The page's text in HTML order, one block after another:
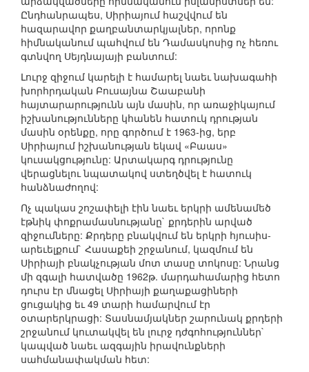
Ընդհանրապես, Սիրիայում հաշվվում են
հազարավոր քաղբանտարկյալներ, որոնք
հիմնականում պահվում են Դամասկոսից ոչ հեռու
գտնվող Սեյդնայայի բանտում:
Լուրջ զիջում կարելի է համարել նաեւ նախագահի
խորհրդական Բուսայնա Շաաբանի
հայտարարությունն այն մասին, որ առաջիկայում
իշխանությունները կհանեն հատուկ դրության
մասին օրենքը, որը գործում է 1963-ից, երբ
Սիրիայում իշխանության եկավ «Բաաս»
կուսակցությունը: Արտակարգ դրությունը
վերացնելու նպատակով ստեղծվել է հատուկ
հանձնաժողով:
Ոչ պակաս շոշափելի էին նաեւ երկրի ամենամեծ
էթնիկ փոքրամասնությանը` քրդերին արված
զիջումները: Քրդերը բնակվում են երկրի հյուսիս-
արեւելքում` Հասաքեի շրջանում, կազմում են
Սիրիայի բնակչության մոտ տասը տոկոսը: Նրանց
մի զգալի հատվածը 1962թ. մարդահամարից հետո
դուրս էր մնացել Սիրիայի քաղաքացիների
ցուցակից եւ 49 տարի համարվում էր
օտարերկրացի: Տասնամյակներ շարունակ քրդերի
շրջանում կուտակվել են լուրջ դժգոհություններ`
կապված նաեւ ազգային իրավունքների
սահմանափակման հետ: